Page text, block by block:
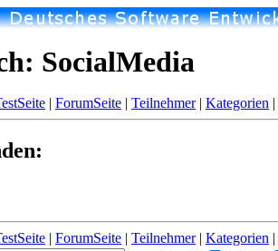
SocialMedia
| ForumSeite | Teilnehmer| Kategorien |
| ForumSeite | Teilnehmer| Kategorien |